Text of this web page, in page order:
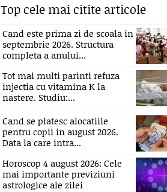
Top cele mai citite articole
Cand este prima zi de scoala in
septembrie 2026. Structura
completa a anului...
Tot mai multi parinti refuza
injectia cu vitamina K la
nastere. Studiu:...
Cand se platesc alocatiile
pentru copii in august 2026.
Data la care intra...
Horoscop 4 august 2026: Cele
mai importante previziuni
astrologice ale zilei